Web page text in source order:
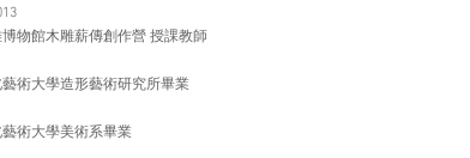
物館木雕薪傳創作營 授課教師
藝術大學造形藝術研究所畢業
藝術大學美術系畢業